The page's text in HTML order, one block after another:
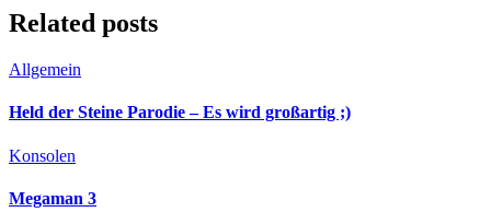
Related posts
Allgemein
Held der Steine Parodie – Es wird großartig ;)
Konsolen
Megaman 3